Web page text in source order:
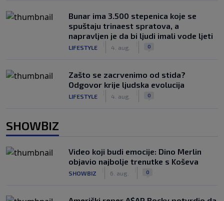
Bunar imа 3.500 stepenica koje se
spuštaju trinaest spratova, a
napravljen je da bi ljudi imali vode ljeti
LIFESTYLE 4. aug. 0
Zašto se zacrvenimo od stida?
Odgovor krije ljudska evolucija
LIFESTYLE 4. aug. 0
SHOWBIZ
Video koji budi emocije: Dino Merlin
objavio najbolje trenutke s Koševa
SHOWBIZ 6. aug. 0